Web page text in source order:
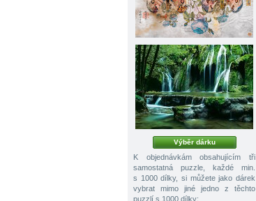
Výběr dárku
K objednávkám obsahujícím tři
samostatná puzzle, každé min.
s 1000 dílky, si můžete jako dárek
vybrat mimo jiné jedno z těchto
puzzlí s 1000 dílky: